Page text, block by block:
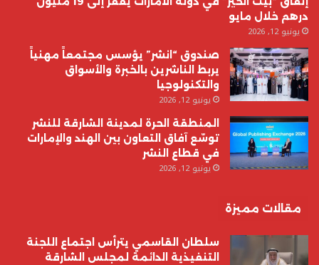
درهم خلال مايو
يونيو 12, 2026
صندوق “انشر” يؤسس مجتمعاً مهنياً
يربط الناشرين بالخبرة والأسواق
والتكنولوجيا
يونيو 12, 2026
المنطقة الحرة لمدينة الشارقة للنشر
توسّع آفاق التعاون بين الهند والإمارات
في قطاع النشر
يونيو 12, 2026
مقالات مميزة
سلطان القاسمي يترأس اجتماع اللجنة
التنفيذية الدائمة لمجلس الشارقة